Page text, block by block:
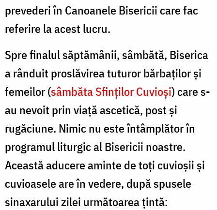
prevederi în Canoanele Bisericii care fac
referire la acest lucru.
Spre finalul săptămânii, sâmbătă, Biserica
a rânduit proslăvirea tuturor bărbaţilor şi
femeilor (sâmbăta Sfinților Cuvioși) care s-
au nevoit prin viață ascetică, post și
rugăciune. Nimic nu este întâmplător în
programul liturgic al Bisericii noastre.
Această aducere aminte de toți cuvioșii și
cuvioasele are în vedere, după spusele
sinaxarului zilei următoarea țintă: